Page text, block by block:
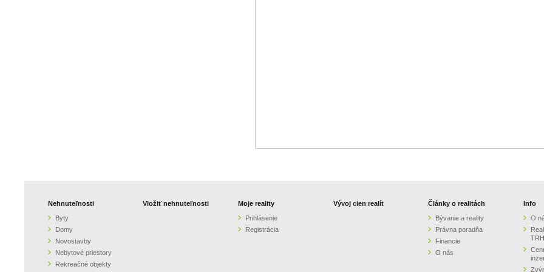
Nehnuteľnosti
Byty
Domy
Novostavby
Nebytové priestory
Rekreačné objekty
Vložiť nehnuteľnosti
Moje reality
Prihlásenie
Registrácia
Vývoj cien realít
Články o realitách
Bývanie a reality
Právna poradňa
Financie
O nás
Info
O